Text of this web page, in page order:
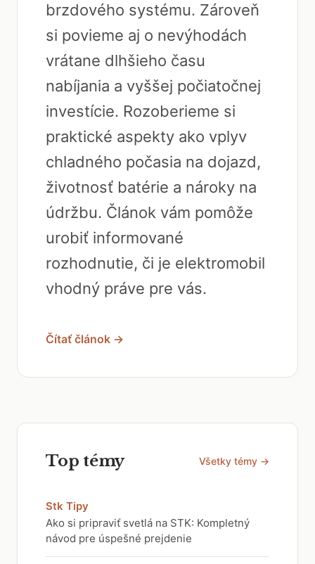
brzdového systému. Zároveň
si povieme aj o nevýhodách
vrátane dlhšieho času
nabíjania a vyššej počiatočnej
investície. Rozoberieme si
praktické aspekty ako vplyv
chladného počasia na dojazd,
životnosť batérie a nároky na
údržbu. Článok vám pomôže
urobiť informované
rozhodnutie, či je elektromobil
vhodný práve pre vás.
Čítať článok →
Top témy Všetky témy →
Stk Tipy
Ako si pripraviť svetlá na STK: Kompletný
návod pre úspešné prejdenie